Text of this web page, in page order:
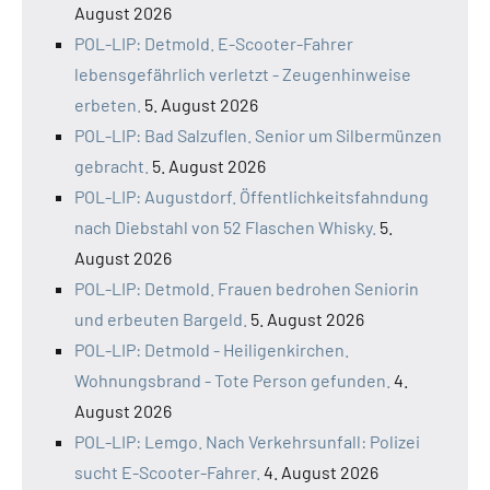
August 2026
POL-LIP: Detmold. E-Scooter-Fahrer
lebensgefährlich verletzt - Zeugenhinweise
erbeten. 5. August 2026
POL-LIP: Bad Salzuflen. Senior um Silbermünzen
gebracht. 5. August 2026
POL-LIP: Augustdorf. Öffentlichkeitsfahndung
nach Diebstahl von 52 Flaschen Whisky. 5.
August 2026
POL-LIP: Detmold. Frauen bedrohen Seniorin
und erbeuten Bargeld. 5. August 2026
POL-LIP: Detmold - Heiligenkirchen.
Wohnungsbrand - Tote Person gefunden. 4.
August 2026
POL-LIP: Lemgo. Nach Verkehrsunfall: Polizei
sucht E-Scooter-Fahrer. 4. August 2026